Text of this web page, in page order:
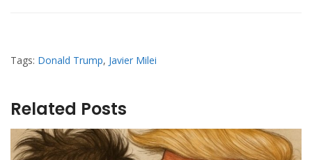
Tags: Donald Trump, Javier Milei
Related Posts